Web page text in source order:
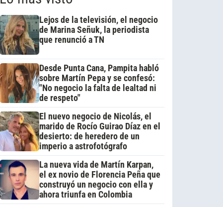
Lejos de la televisión, el negocio
de Marina Señuk, la periodista
que renunció a TN
Desde Punta Cana, Pampita habló
sobre Martín Pepa y se confesó:
"No negocio la falta de lealtad ni
de respeto"
El nuevo negocio de Nicolás, el
marido de Rocío Guirao Díaz en el
desierto: de heredero de un
imperio a astrofotógrafo
La nueva vida de Martín Karpan,
el ex novio de Florencia Peña que
construyó un negocio con ella y
ahora triunfa en Colombia